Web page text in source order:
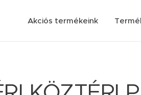
Akciós termékeink